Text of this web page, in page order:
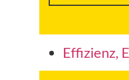
Effizienz,